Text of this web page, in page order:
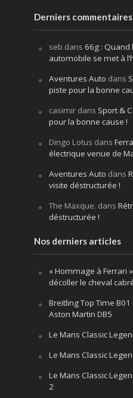
Derniers commentaires
seb dans 66g : Quand
automobile se met à
Aventures Auto dans
piste pour la bonne
casimirdans Sport &
pour la bonne cause !
Dingo Lotus dans
électrique venue de
Aventures Auto dans
visite déstructurée !
The Maxque. dans
déstructurée !
Nos derniers articles
« Hommage à Ferrari
décoller le cheval
Breitling Top Time
Aston Martin DB5
Le Mans Classic
Le Mans Classic
Le Mans Classic
2